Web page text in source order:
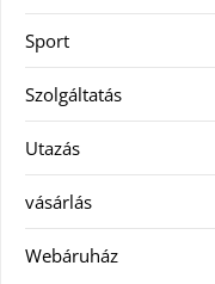
Sport
Szolgáltatás
Utazás
vásárlás
Webáruház